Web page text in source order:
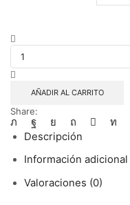
de
huerto
cantidad
AÑADIR AL CARRITO
Share:
Descripción
Información adicional
Valoraciones (0)